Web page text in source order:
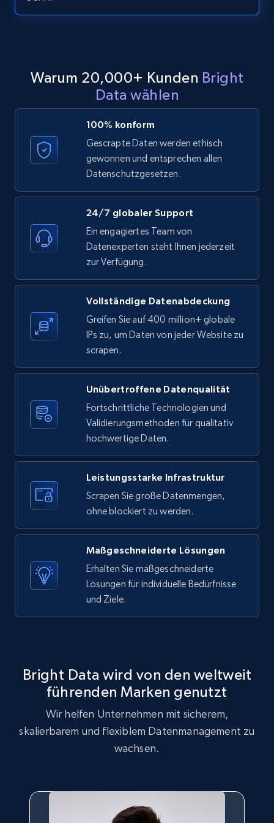
URL, ID, User id, Use url, Title, Headline, Post
text, Date posted, and more.
11.3K+ 1.5K+ Gratis testen
LinkedIn posts - Discover new posts
URL, ID, User id, Use url, Title, Headline, Post
text, Date posted, and more.
11.3K+ 1.5K+ Gratis testen
X (formerly Twitter) - Posts
ID, User posted, Name, Description, Date
posted, Photos, URL, Quoted post, and more.
10.3K+ 1.2K+ Gratis testen
Twitter posts URLs
ID, User posted, Name, Description, Date
posted, Photos, URL, Quoted post, and more.
1.2K+
posts by array of profiles
ID, User posted, Name, Description, Date
posted, Photos, URL, Quoted post, and more.
TikTok - Profiles
Warum 20,000+ Kunden Bright
Data wählen
100% konform
Gescrapte Daten werden ethisch
gewonnen und entsprechen allen
Datenschutzgesetzen.
24/7 globaler Support
Ein engagiertes Team von
Datenexperten steht Ihnen jederzeit
zur Verfügung.
Vollständige Datenabdeckung
Greifen Sie auf 400 million+ globale
IPs zu, um Daten von jeder Website zu
scrapen.
Unübertroffene Datenqualität
Fortschrittliche Technologien und
Validierungsmethoden für qualitativ
hochwertige Daten.
Leistungsstarke Infrastruktur
Scrapen Sie große Datenmengen,
ohne blockiert zu werden.
Maßgeschneiderte Lösungen
Erhalten Sie maßgeschneiderte
Lösungen für individuelle Bedürfnisse
und Ziele.
Bright Data wird von den weltweit
führenden Marken genutzt
Wir helfen Unternehmen mit sicherem,
skalierbarem und flexiblem Datenmanagement zu
wachsen.